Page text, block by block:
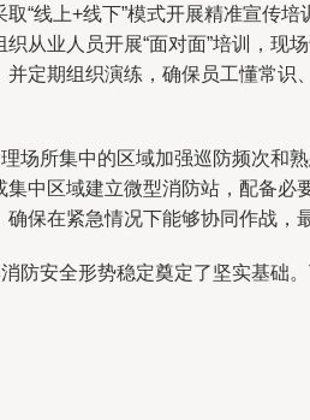
线上+线下”模式开展精准宣传培
从业人员开展“面对面”培训，现
定期组织演练，确保员工懂常识
场所集中的区域加强巡防频次和
中区域建立微型消防站，配备必
保在紧急情况下能够协同作战，
防安全形势稳定奠定了坚实基础